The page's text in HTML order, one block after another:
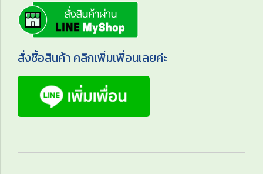
สั่งซื้อสินค้า คลิกเพิ่มเพื่อนเลยค่ะ